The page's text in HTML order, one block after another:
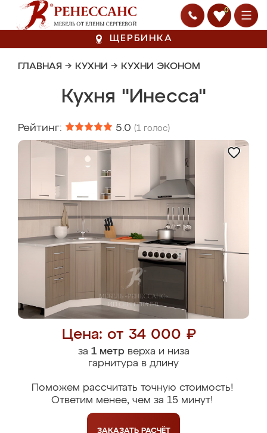
0
ЩЕРБИНКА
ГЛАВНАЯ → КУХНИ → КУХНИ ЭКОНОМ
Кухня "Инесса"
Рейтинг: 5.0 (1 голос)
Цена: от 34 000 ₽
за 1 метрверха и низа
гарнитура в длину
Поможем рассчитать точную стоимость!
Ответим менее, чем за 15 минут!
ЗАКАЗАТЬ РАСЧЁТ